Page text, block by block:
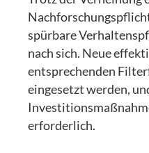
spürbare
nach sich. Neue
entsprechenden
eingesetzt werden,
erforderlich.